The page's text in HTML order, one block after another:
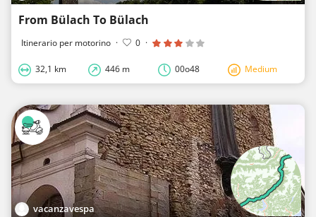
From Bülach To Bülach
Itinerario per motorino · 0 ·
32,1 km 446 m 00o48 Medium
vacanzavespa